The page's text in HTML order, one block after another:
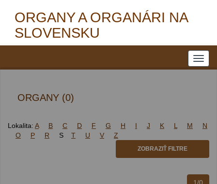
ORGANY A ORGANÁRI NA
SLOVENSKU
ORGANY (0)
Lokalita: A B C D F G H I J K L M
N
O
P R S T U V Z
ZOBRAZIŤ FILTRE